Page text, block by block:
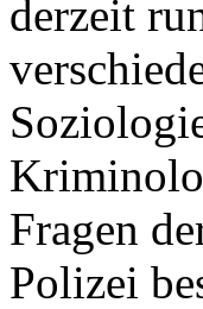
derzeit
Fragen
Polizei